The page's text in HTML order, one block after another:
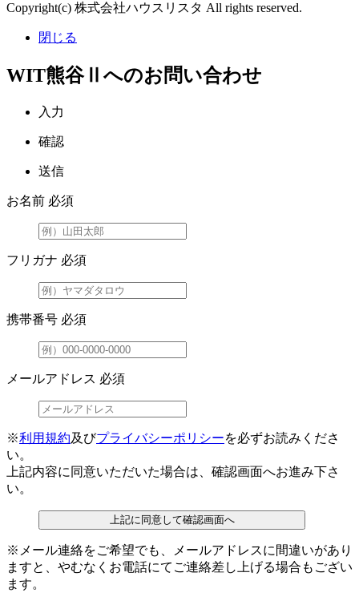
Copyright(c) 株式会社ハウスリスタ All rights reserved.
閉じる
WIT熊谷Ⅱへのお問い合わせ
入力
確認
送信
お名前 必須
フリガナ 必須
携帯番号 必須
メールアドレス 必須
※利用規約及びプライバシーポリシーを必ずお読みくださ
い。
上記内容に同意いただいた場合は、確認画面へお進み下さ
い。
上記に同意して確認画面へ
※メール連絡をご希望でも、メールアドレスに間違いがあり
ますと、やむなくお電話にてご連絡差し上げる場合もござい
ます。